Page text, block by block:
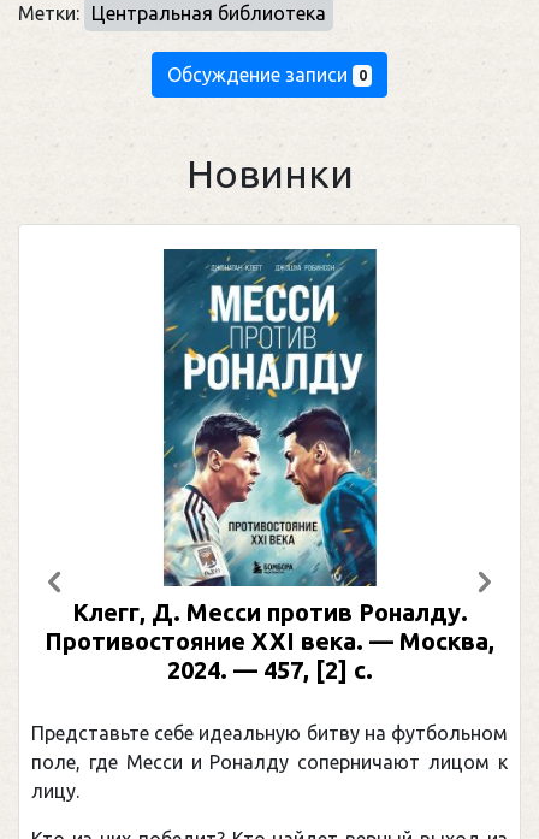
Метки: Центральная библиотека
Обсуждение записи 0
Новинки
Клегг, Д. Месси против Роналду.
Противостояние XXI века. — Москва,
2024. — 457, [2] с.
Представьте себе идеальную битву на футбольном
поле, где Месси и Роналду соперничают лицом к
лицу.
Предыдущий